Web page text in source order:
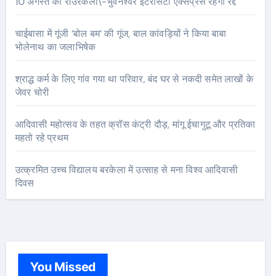
चाईबासा में गूंजी ‘बोल बम’ की गूंज, बाल कांवड़ियों ने किया बाबा
भोलेनाथ का जलाभिषेक
श्राद्ध कर्म के लिए गांव गया था परिवार, बंद घर से नकदी समेत लाखों के
जेवर चोरी
आदिवासी महोत्सव के तहत क्रॉस कंट्री दौड़, मांगू ईचागुटू और प्रतिका
महतो रहे प्रथम
उत्क्रमित उच्च विद्यालय बरकेला में उत्साह से मना विश्व आदिवासी
दिवस
You Missed